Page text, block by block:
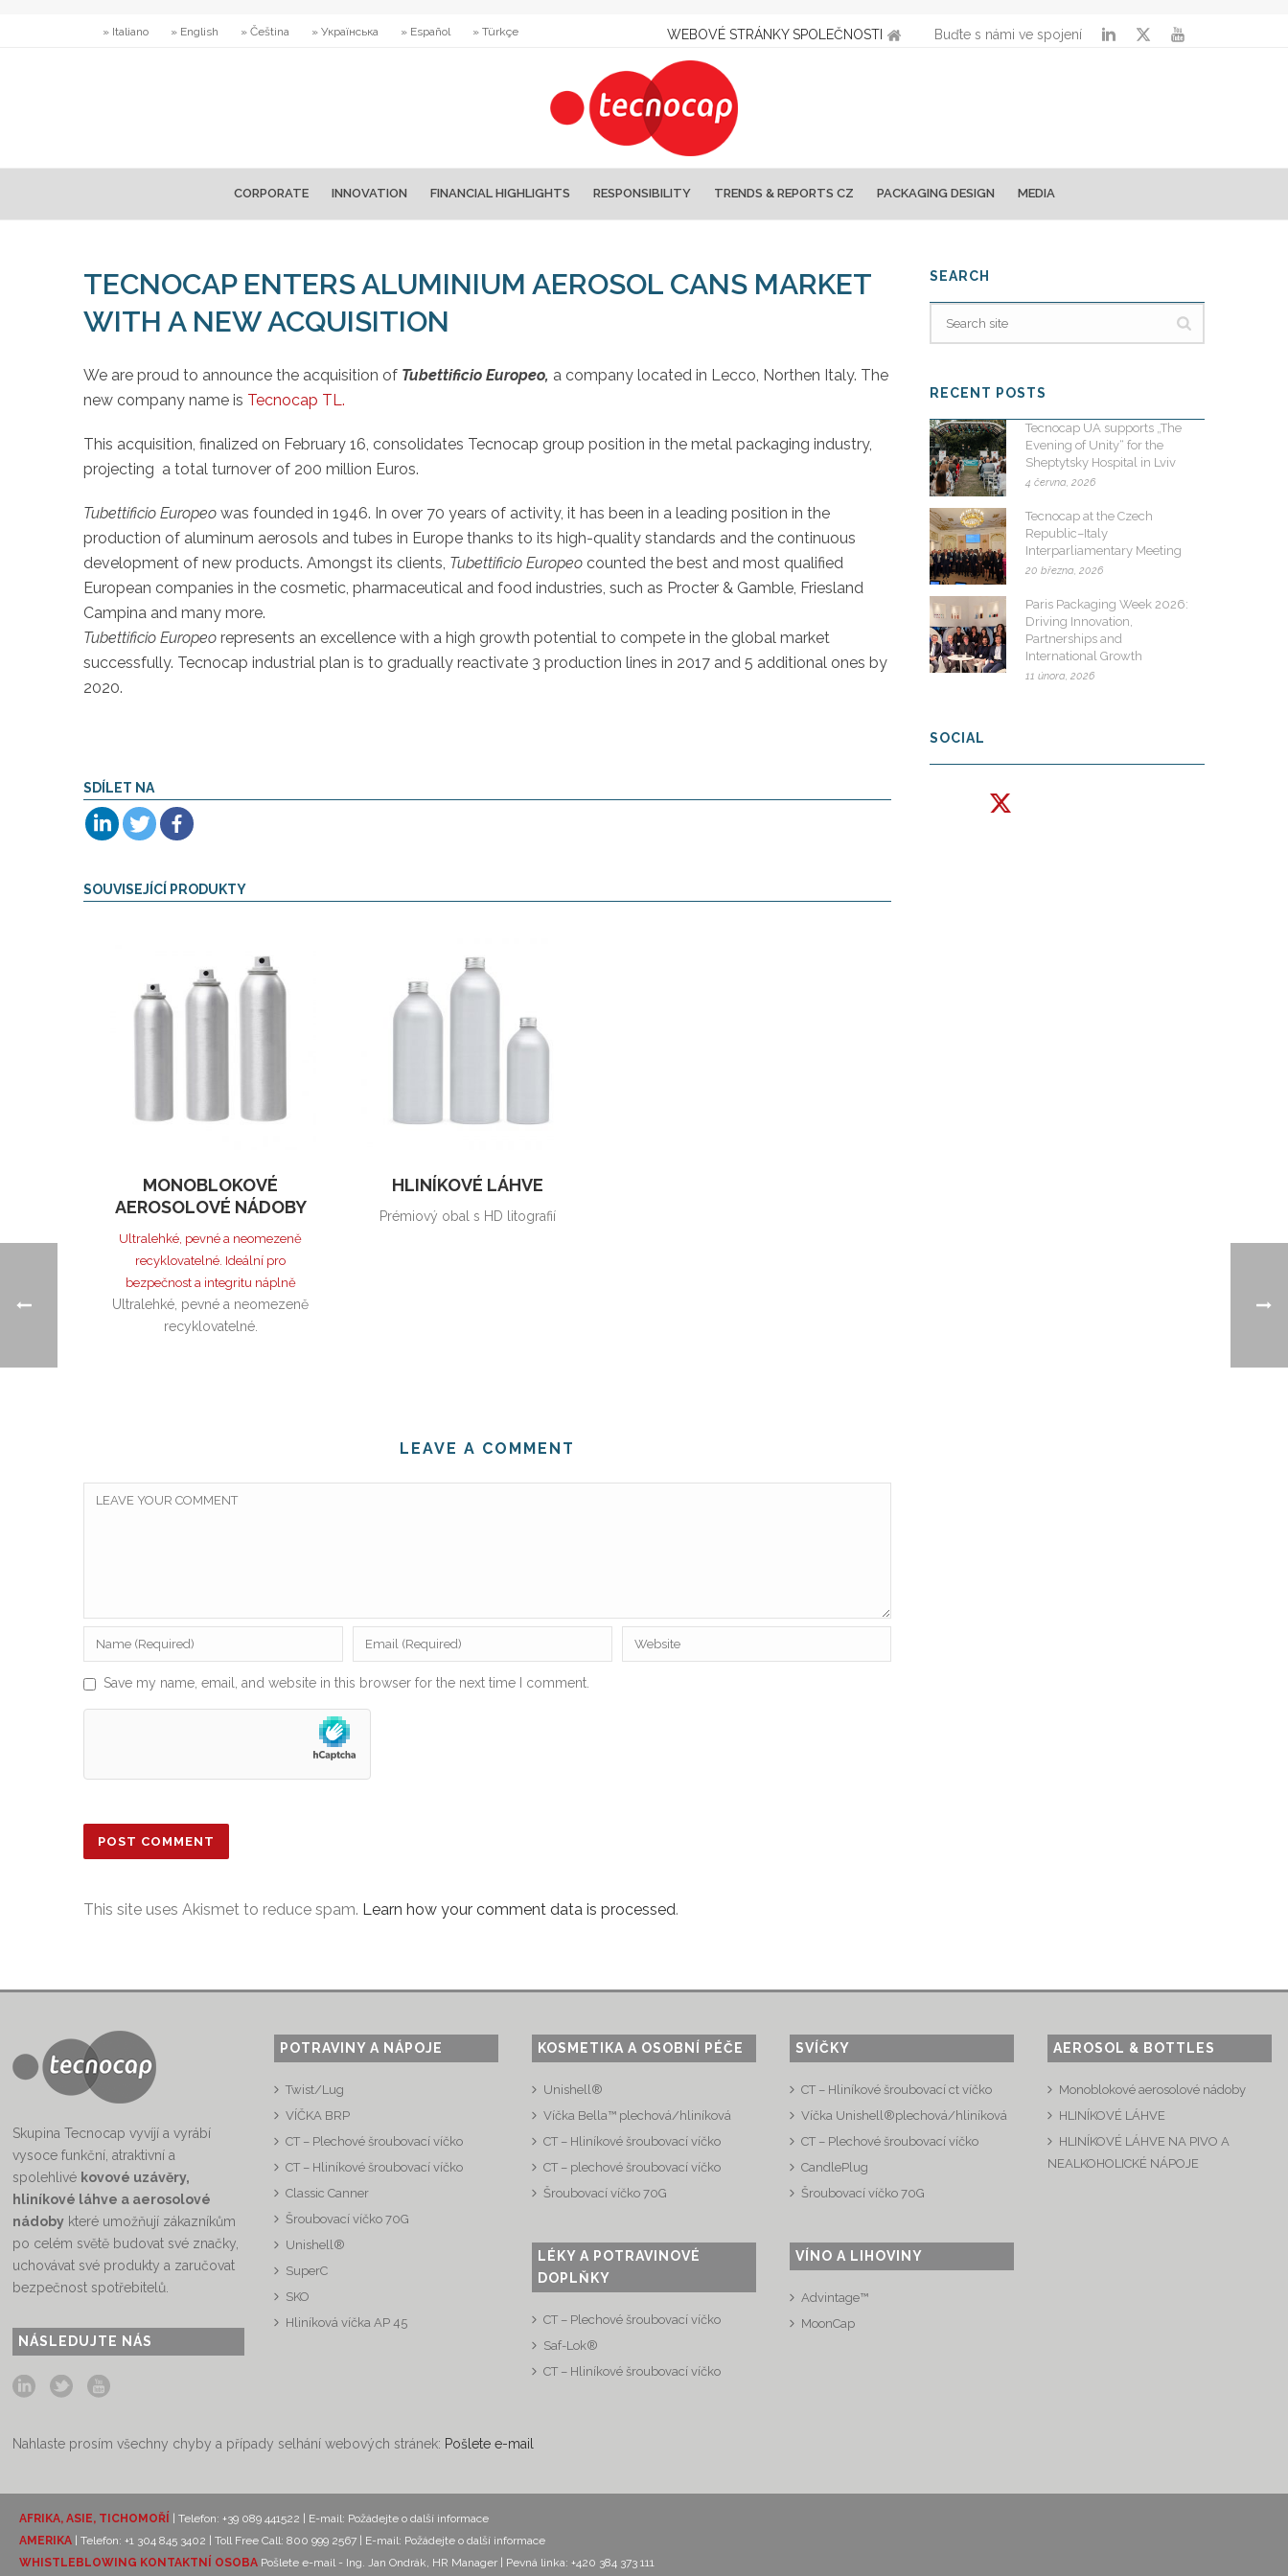
» Italiano » English » Čeština » Українська » Español » Türkçe WEBOVÉ STRÁNKY SPOLEČNOSTI Buďte s námi ve spojení
CORPORATE INNOVATION FINANCIAL HIGHLIGHTS RESPONSIBILITY TRENDS & REPORTS CZ PACKAGING DESIGN MEDIA
TECNOCAP ENTERS ALUMINIUM AEROSOL CANS MARKET
WITH A NEW ACQUISITION
We are proud to announce the acquisition of Tubettificio Europeo, a company located in Lecco, Northen Italy. The
new company name is Tecnocap TL.
This acquisition, finalized on February 16, consolidates Tecnocap group position in the metal packaging industry,
projecting a total turnover of 200 million Euros.
Tubettificio Europeo was founded in 1946. In over 70 years of activity, it has been in a leading position in the
production of aluminum aerosols and tubes in Europe thanks to its high-quality standards and the continuous
development of new products. Amongst its clients, Tubettificio Europeo counted the best and most qualified
European companies in the cosmetic, pharmaceutical and food industries, such as Procter & Gamble, Friesland
Campina and many more.
Tubettificio Europeo represents an excellence with a high growth potential to compete in the global market
successfully. Tecnocap industrial plan is to gradually reactivate 3 production lines in 2017 and 5 additional ones by
2020.
SDÍLET NA
SOUVISEJÍCÍ PRODUKTY
MONOBLOKOVÉ
AEROSOLOVÉ NÁDOBY
Ultralehké, pevné a neomezeně
recyklovatelné. Ideální pro
bezpečnost a integritu náplně
Ultralehké, pevné a neomezeně
recyklovatelné.
HLINÍKOVÉ LÁHVE
Prémiový obal s HD litografií
LEAVE A COMMENT
Save my name, email, and website in this browser for the next time I comment.
This site uses Akismet to reduce spam. Learn how your comment data is processed.
SEARCH
RECENT POSTS
Tecnocap UA supports „The
Evening of Unity“ for the
Sheptytsky Hospital in Lviv
4 června, 2026
Tecnocap at the Czech
Republic–Italy
Interparliamentary Meeting
20 března, 2026
Paris Packaging Week 2026:
Driving Innovation,
Partnerships and
International Growth
11 února, 2026
SOCIAL
Skupina Tecnocap vyvíjí a vyrábí
vysoce funkční, atraktivní a
spolehlivé kovové uzávěry,
hliníkové láhve a aerosolové
nádoby které umožňují zákazníkům
po celém světě budovat své značky,
uchovávat své produkty a zaručovat
bezpečnost spotřebitelů.
NÁSLEDUJTE NÁS
POTRAVINY A NÁPOJE
Twist/Lug
VÍČKA BRP
CT – Plechové šroubovací víčko
CT – Hliníkové šroubovací víčko
Classic Canner
Šroubovací víčko 70G
Unishell®
SuperC
SKO
Hliníková víčka AP 45
KOSMETIKA A OSOBNÍ PÉČE
Unishell®
Víčka Bella™ plechová/hliníková
CT – Hliníkové šroubovací víčko
CT – plechové šroubovací víčko
Šroubovací víčko 70G
LÉKY A POTRAVINOVÉ
DOPLŇKY
CT – Plechové šroubovací víčko
Saf-Lok®
CT – Hliníkové šroubovací víčko
SVÍČKY
CT – Hliníkové šroubovací ct víčko
Víčka Unishell®plechová/hliníková
CT – Plechové šroubovací víčko
CandlePlug
Šroubovací víčko 70G
VÍNO A LIHOVINY
Advintage™
MoonCap
AEROSOL & BOTTLES
Monoblokové aerosolové nádoby
HLINÍKOVÉ LÁHVE
HLINÍKOVÉ LÁHVE NA PIVO A
NEALKOHOLICKÉ NÁPOJE
Nahlaste prosím všechny chyby a případy selhání webových stránek: Pošlete e-mail
AFRIKA, ASIE, TICHOMOŘÍ | Telefon: +39 089 441522 | E-mail: Požádejte o další informace
AMERIKA | Telefon: +1 304 845 3402 | Toll Free Call: 800 999 2567 | E-mail: Požádejte o další informace
WHISTLEBLOWING KONTAKTNÍ OSOBA Pošlete e-mail - Ing. Jan Ondrák, HR Manager | Pevná linka: +420 384 373 111